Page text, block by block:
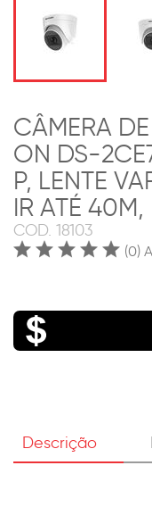
CÂMERA
ON DS-
P, LENTE
IR ATÉ 40M,
COD. 18103
(0)
Descrição